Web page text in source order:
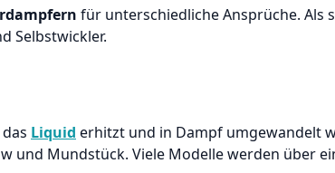
für unterschiedliche Ansprüche. Als
Selbstwickler.
Liquid erhitzt und in Dampf umgewandelt
und Mundstück. Viele Modelle werden über